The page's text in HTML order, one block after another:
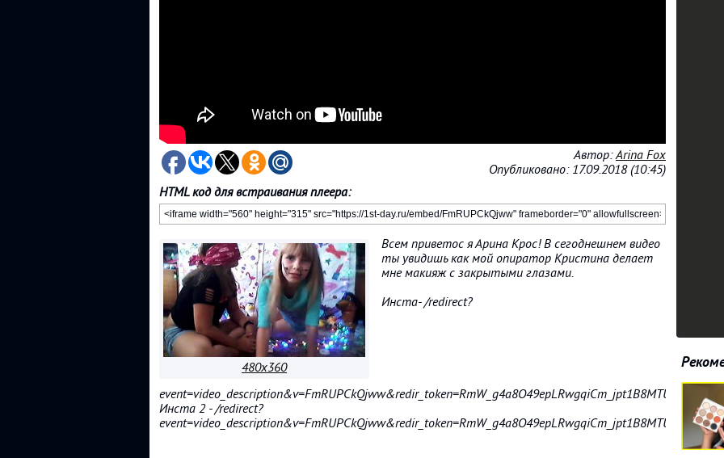
Автор:Arina Fox
Опубликовано: 17.09.2018 (10:45)
HTML код для встраивания плеера:
480x360
Всем приветос я Арина Крос! В сегоднешнем видео
ты увидишь как мой опиратор Кристина делает
мне макияж с закрытыми глазами.
Инста- /redirect?
Инста 2 - /redirect?